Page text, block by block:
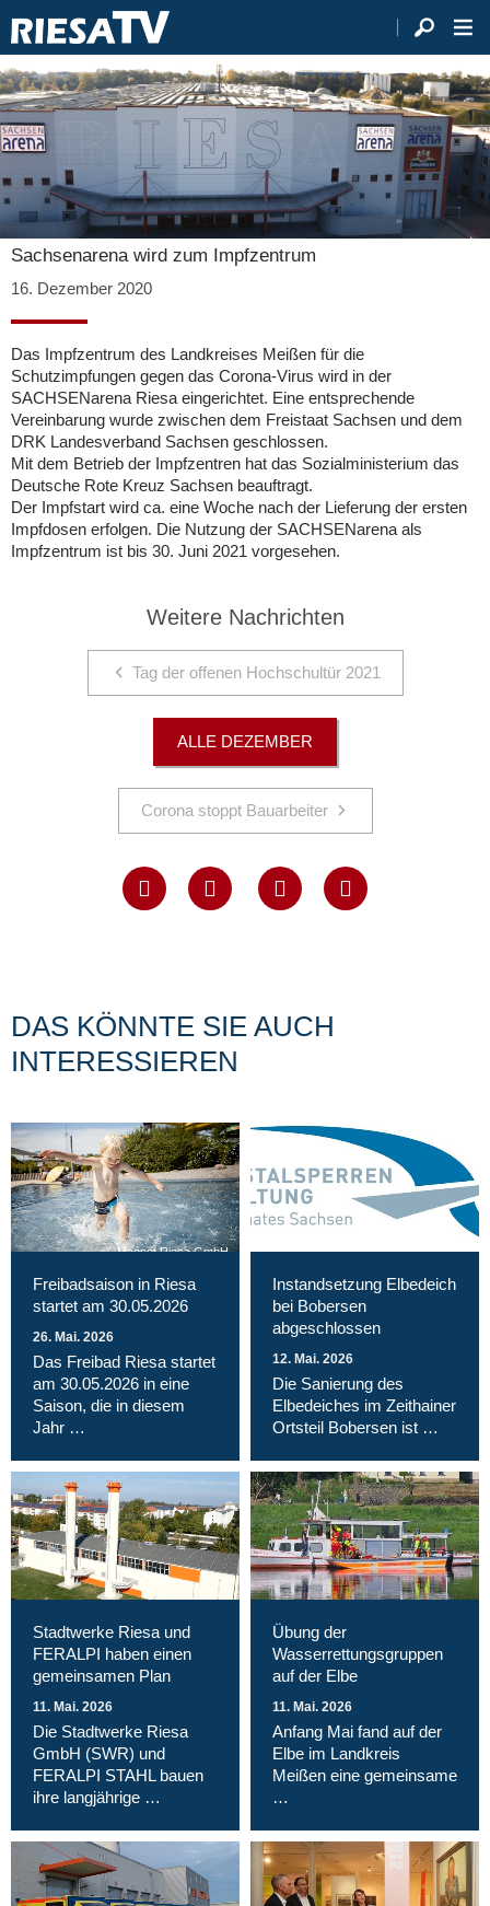
Sachsenarena wird zum Impfzentrum
16. Dezember 2020
Das Impfzentrum des Landkreises Meißen für die
Schutzimpfungen gegen das Corona-Virus wird in der
SACHSENarena Riesa eingerichtet. Eine entsprechende
Vereinbarung wurde zwischen dem Freistaat Sachsen und dem
DRK Landesverband Sachsen geschlossen.
Mit dem Betrieb der Impfzentren hat das Sozialministerium das
Deutsche Rote Kreuz Sachsen beauftragt.
Der Impfstart wird ca. eine Woche nach der Lieferung der ersten
Impfdosen erfolgen. Die Nutzung der SACHSENarena als
Impfzentrum ist bis 30. Juni 2021 vorgesehen.
Weitere Nachrichten
Tag der offenen Hochschultür 2021
ALLE DEZEMBER
Corona stoppt Bauarbeiter
DAS KÖNNTE SIE AUCH
INTERESSIEREN
Magnet Riesa GmbH
Freibadsaison in Riesa
startet am 30.05.2026
26. Mai. 2026
Das Freibad Riesa startet
am 30.05.2026 in eine
Saison, die in diesem
Jahr …
Instandsetzung Elbedeich
bei Bobersen
abgeschlossen
12. Mai. 2026
Die Sanierung des
Elbedeiches im Zeithainer
Ortsteil Bobersen ist …
Stadtwerke Riesa und
FERALPI haben einen
gemeinsamen Plan
11. Mai. 2026
Die Stadtwerke Riesa
GmbH (SWR) und
FERALPI STAHL bauen
ihre langjährige …
Übung der
Wasserrettungsgruppen
auf der Elbe
11. Mai. 2026
Anfang Mai fand auf der
Elbe im Landkreis
Meißen eine gemeinsame
…